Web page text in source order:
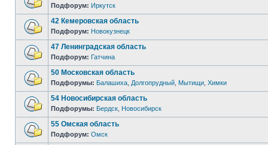
Подфорум: Иркутск
42 Кемеровская область
Подфорум: Новокузнецк
47 Ленинградская область
Подфорум: Гатчина
50 Московская область
Подфорумы: Балашиха Долгопрудный Мытищи Химки
54 Новосибирская область
Подфорумы: Бердск Новосибирск
55 Омская область
Подфорум: Омск